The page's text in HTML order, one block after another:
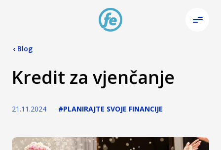
‹ Blog
Kredit za vjenčanje
21.11.2024 #PLANIRAJTE SVOJE FINANCIJE